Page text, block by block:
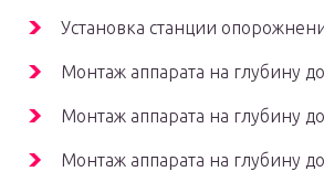
Установка станции
Монтаж аппарата на глубину
Монтаж аппарата на глубину
Монтаж аппарата на глубину